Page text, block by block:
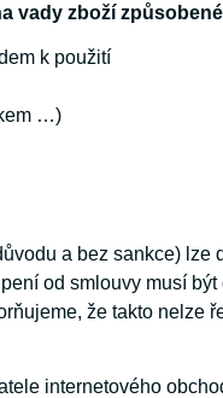
vady zboží
k použití
…)
a bez sankce) lze
od smlouvy musí
že takto
internetového